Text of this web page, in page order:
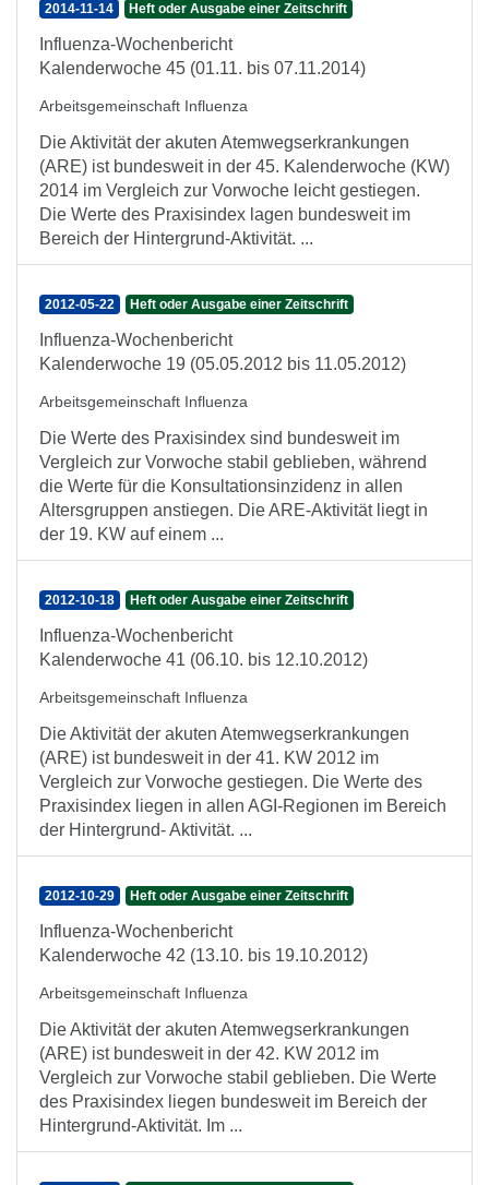
2014-11-14 Heft oder Ausgabe einer Zeitschrift
Influenza-Wochenbericht
Kalenderwoche 45 (01.11. bis 07.11.2014)
Arbeitsgemeinschaft Influenza
Die Aktivität der akuten Atemwegserkrankungen
(ARE) ist bundesweit in der 45. Kalenderwoche (KW)
2014 im Vergleich zur Vorwoche leicht gestiegen.
Die Werte des Praxisindex lagen bundesweit im
Bereich der Hintergrund-Aktivität. ...
2012-05-22 Heft oder Ausgabe einer Zeitschrift
Influenza-Wochenbericht
Kalenderwoche 19 (05.05.2012 bis 11.05.2012)
Arbeitsgemeinschaft Influenza
Die Werte des Praxisindex sind bundesweit im
Vergleich zur Vorwoche stabil geblieben, während
die Werte für die Konsultationsinzidenz in allen
Altersgruppen anstiegen. Die ARE-Aktivität liegt in
der 19. KW auf einem ...
2012-10-18 Heft oder Ausgabe einer Zeitschrift
Influenza-Wochenbericht
Kalenderwoche 41 (06.10. bis 12.10.2012)
Arbeitsgemeinschaft Influenza
Die Aktivität der akuten Atemwegserkrankungen
(ARE) ist bundesweit in der 41. KW 2012 im
Vergleich zur Vorwoche gestiegen. Die Werte des
Praxisindex liegen in allen AGI-Regionen im Bereich
der Hintergrund- Aktivität. ...
2012-10-29 Heft oder Ausgabe einer Zeitschrift
Influenza-Wochenbericht
Kalenderwoche 42 (13.10. bis 19.10.2012)
Arbeitsgemeinschaft Influenza
Die Aktivität der akuten Atemwegserkrankungen
(ARE) ist bundesweit in der 42. KW 2012 im
Vergleich zur Vorwoche stabil geblieben. Die Werte
des Praxisindex liegen bundesweit im Bereich der
Hintergrund-Aktivität. Im ...